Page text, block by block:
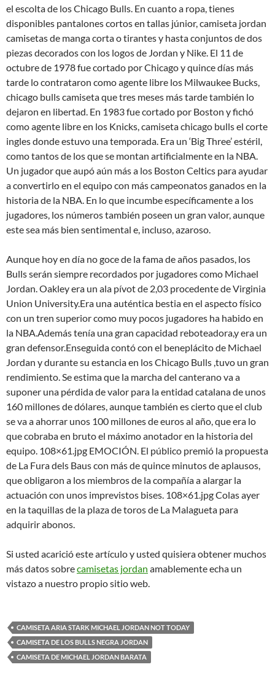
el escolta de los Chicago Bulls. En cuanto a ropa, tienes
disponibles pantalones cortos en tallas júnior, camiseta jordan
camisetas de manga corta o tirantes y hasta conjuntos de dos
piezas decorados con los logos de Jordan y Nike. El 11 de
octubre de 1978 fue cortado por Chicago y quince días más
tarde lo contrataron como agente libre los Milwaukee Bucks,
chicago bulls camiseta que tres meses más tarde también lo
dejaron en libertad. En 1983 fue cortado por Boston y fichó
como agente libre en los Knicks, camiseta chicago bulls el corte
ingles donde estuvo una temporada. Era un ‘Big Three’ estéril,
como tantos de los que se montan artificialmente en la NBA.
Un jugador que aupó aún más a los Boston Celtics para ayudar
a convertirlo en el equipo con más campeonatos ganados en la
historia de la NBA. En lo que incumbe específicamente a los
jugadores, los números también poseen un gran valor, aunque
este sea más bien sentimental e, incluso, azaroso.
Aunque hoy en día no goce de la fama de años pasados, los
Bulls serán siempre recordados por jugadores como Michael
Jordan. Oakley era un ala pívot de 2,03 procedente de Virginia
Union University.Era una auténtica bestia en el aspecto físico
con un tren superior como muy pocos jugadores ha habido en
la NBA.Además tenía una gran capacidad reboteadora,y era un
gran defensor.Enseguida contó con el beneplácito de Michael
Jordan y durante su estancia en los Chicago Bulls ,tuvo un gran
rendimiento. Se estima que la marcha del canterano va a
suponer una pérdida de valor para la entidad catalana de unos
160 millones de dólares, aunque también es cierto que el club
se va a ahorrar unos 100 millones de euros al año, que era lo
que cobraba en bruto el máximo anotador en la historia del
equipo. 108×61.jpg EMOCIÓN. El público premió la propuesta
de La Fura dels Baus con más de quince minutos de aplausos,
que obligaron a los miembros de la compañía a alargar la
actuación con unos imprevistos bises. 108×61.jpg Colas ayer
en la taquillas de la plaza de toros de La Malagueta para
adquirir abonos.
Si usted acarició este artículo y usted quisiera obtener muchos
más datos sobrecamisetas jordan amablemente echa un
vistazo a nuestro propio sitio web.
CAMISETA ARIA STARK MICHAEL JORDAN NOT TODAY
CAMISETA DE LOS BULLS NEGRA JORDAN
CAMISETA DE MICHAEL JORDAN BARATA